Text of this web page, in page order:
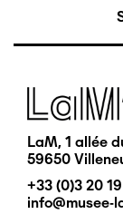
Image
LaM, 1 allée
59650
+33 (0)3 20
info@musee-